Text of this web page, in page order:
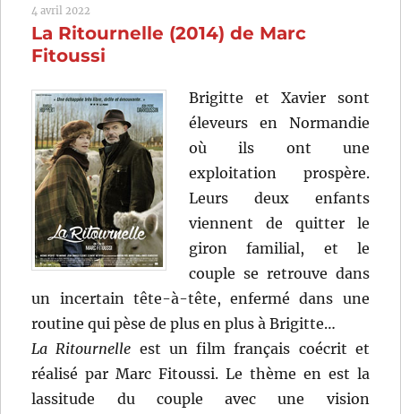
Marc
4 avril 2022
La Ritournelle (2014) de Marc
Fitoussi
Brigitte et Xavier sont
éleveurs en Normandie
où ils ont une
exploitation prospère.
Leurs deux enfants
viennent de quitter le
giron familial, et le
couple se retrouve dans
un incertain tête-à-tête, enfermé dans une
routine qui pèse de plus en plus à Brigitte…
La Ritournelle est un film français coécrit et
réalisé par Marc Fitoussi. Le thème en est la
lassitude du couple avec une vision